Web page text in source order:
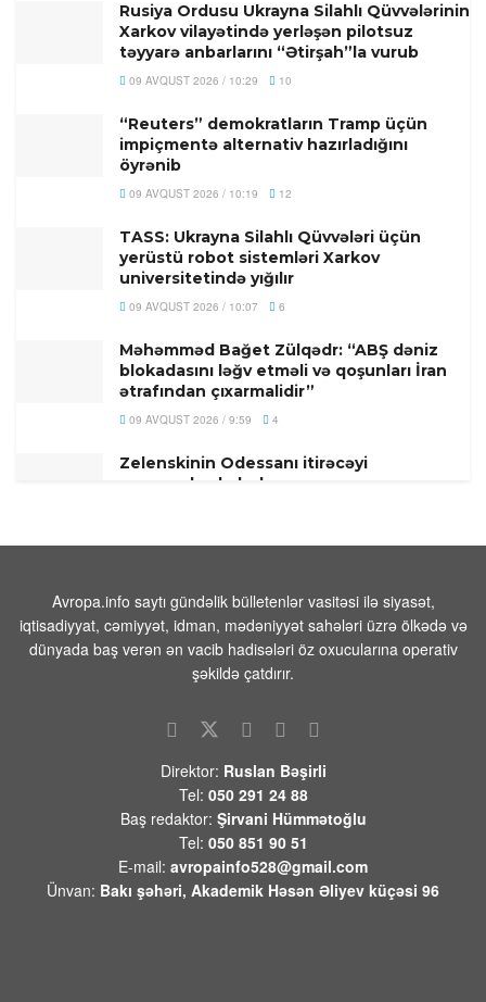
Rusiya Ordusu Ukrayna Silahlı Qüvvələrinin
Xarkov vilayətində yerləşən pilotsuz
təyyarə anbarlarını “Ətirşah”la vurub
09 AVQUST 2026 / 10:29 10
“Reuters” demokratların Tramp üçün
impiçmentə alternativ hazırladığını
öyrənib
09 AVQUST 2026 / 10:19 12
TASS: Ukrayna Silahlı Qüvvələri üçün
yerüstü robot sistemləri Xarkov
universitetində yığılır
09 AVQUST 2026 / 10:07 6
Məhəmməd Bağet Zülqədr: “ABŞ dəniz
blokadasını ləğv etməli və qoşunları İran
ətrafından çıxarmalidir”
09 AVQUST 2026 / 9:59 4
Zelenskinin Odessanı itirəcəyi
proqnozlaşdırılırdı
məyusedici proqnoz verdi
09 AVQUST 2026 / 8:33 11
Qaziantepdə 4,5 bal gücündə zəlzələ baş
Türkiyənin məşhur müğənnisi vəfat edib
09 AVQUST 2026 / 7:49 11
Prezident İlham Əliyevlə Donald Tramp
arasında telefon danışığı olub
08 AVQUST 2026 / 20:16 7
Avropa.info saytı gündəlik bülletenlər vasitəsi ilə siyasət,
iqtisadiyyat, cəmiyyət, idman, mədəniyyət sahələri üzrə ölkədə və
dünyada baş verən ən vacib hadisələri öz oxucularına operativ
şəkildə çatdırır.
Direktor: Ruslan Bəşirli
Tel: 050 291 24 88
Baş redaktor: Şirvani Hümmətoğlu
Tel: 050 851 90 51
E-mail: avropainfo528@gmail.com
Ünvan: Bakı şəhəri, Akademik Həsən Əliyev küçəsi 96